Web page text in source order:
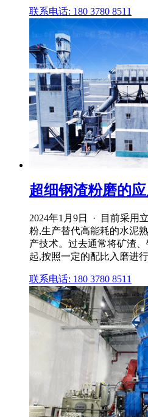
联系电话: 180 3780 8511
超细钢渣粉磨的
2024年1月9日 · 目前采用
粉,生产替代高能耗的水泥
产技术。过去通常将矿渣
起,按照一定的配比入磨进
联系电话: 180 3780 8511